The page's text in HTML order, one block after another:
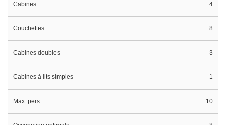
Cabines 4
Couchettes 8
Cabines doubles 3
Cabines à lits simples 1
Max. pers. 10